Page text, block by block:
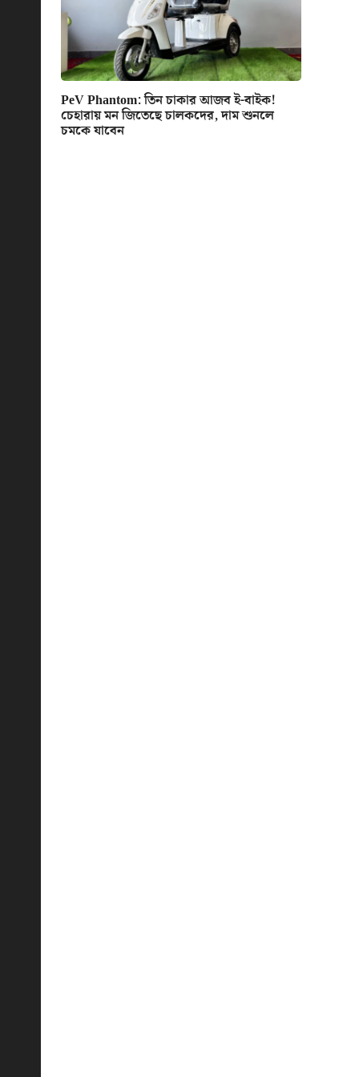
PeV Phantom: তিন চাকার আজব ই-বাইক!
চেহারায় মন জিতেছে চালকদের, দাম শুনলে
চমকে যাবেন